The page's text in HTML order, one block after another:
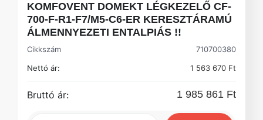
KOMFOVENT DOMEKT LÉGKEZELŐ CF-
700-F-R1-F7/M5-C6-ER KERESZTÁRAMÚ
ÁLMENNYEZETI ENTALPIÁS !!
Cikkszám
710700380
Nettó ár:
1 563 670 Ft
Bruttó ár: 1 985 861 Ft